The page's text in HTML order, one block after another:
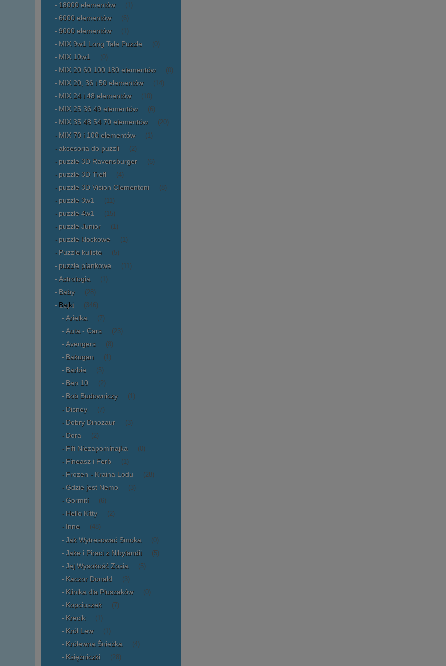
18000 elementów (1)
6000 elementów (6)
9000 elementów (1)
MIX 9w1 Long Tale Puzzle (0)
MIX 10w1 (0)
MIX 20 60 100 180 elementów (0)
MIX 20, 36 i 50 elementów (14)
MIX 24 i 48 elementów (10)
MIX 25 36 49 elementów (6)
MIX 35 48 54 70 elementów (20)
MIX 70 i 100 elementów (1)
akcesoria do puzzli (2)
puzzle 3D Ravensburger (6)
puzzle 3D Trefl (4)
puzzle 3D Vision Clementoni (8)
puzzle 3w1 (11)
puzzle 4w1 (15)
puzzle Junior (1)
puzzle klockowe (1)
Puzzle kuliste (5)
puzzle piankowe (11)
Astrologia (1)
Baby (28)
Bajki (346)
Arielka (7)
Auta - Cars (23)
Avengers (8)
Bakugan (1)
Barbie (5)
Ben 10 (2)
Bob Budowniczy (1)
Disney (7)
Dobry Dinozaur (3)
Dora (2)
Fifi Niezapominajka (0)
Fineasz i Ferb (1)
Frozen - Kraina Lodu (28)
Gdzie jest Nemo (3)
Gormiti (6)
Hello Kitty (2)
Inne (48)
Jak Wytresować Smoka (0)
Jake i Piraci z Nibylandii (5)
Jej Wysokość Zosia (5)
Kaczor Donald (3)
Klinika dla Pluszaków (0)
Kopciuszek (7)
Krecik (1)
Król Lew (1)
Królewna Śnieżka (4)
Księżniczki (28)